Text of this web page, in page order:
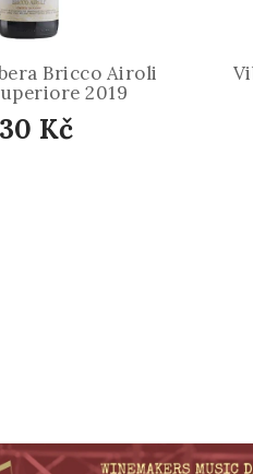
Bricco Airoli
2019
Kč